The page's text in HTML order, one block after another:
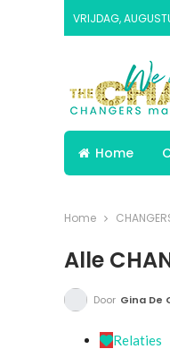
VRIJDAG,
Home
Home
Alle
Door Gina De
Relaties